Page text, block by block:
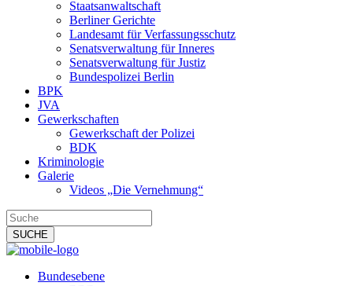
Staatsanwaltschaft
Berliner Gerichte
Landesamt für Verfassungsschutz
Senatsverwaltung für Inneres
Senatsverwaltung für Justiz
Bundespolizei Berlin
BPK
JVA
Gewerkschaften
Gewerkschaft der Polizei
BDK
Kriminologie
Galerie
Videos „Die Vernehmung“
Bundesebene